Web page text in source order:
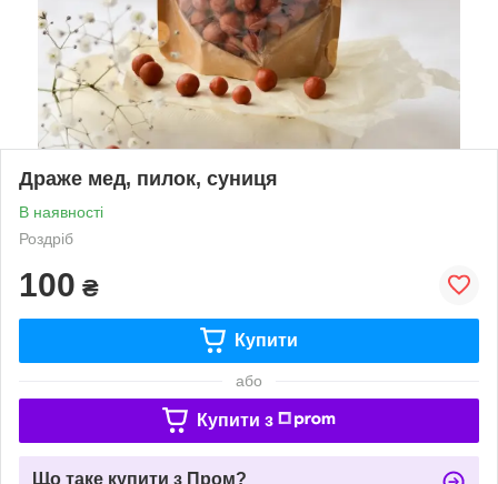
Драже мед, пилок, суниця
В наявності
Роздріб
100 ₴
Купити
або
Купити з
Що таке купити з Пром?